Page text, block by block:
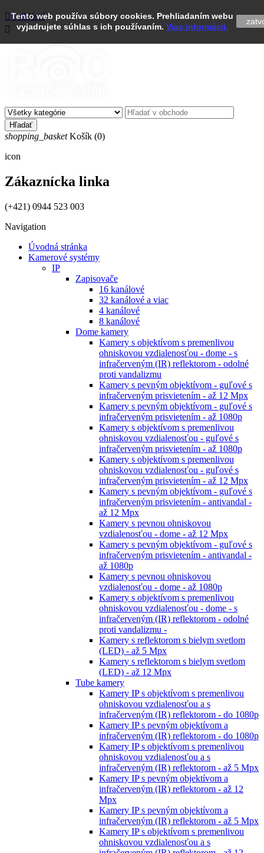
Tento web používa súbory cookies. Prehliadaním webu
vyjadrujete súhlas s ich používaním. Viac informácii.
 Prihlásiť

Hľadať
shopping_basket Košík (0)
icon
Zákaznícka linka
(+421) 0944 523 003
Navigation
Úvodná stránka
Kamerové systémy
IP
Zapisovače
16 kanálové
32 kanálové a viac
4 kanálové
8 kanálové
Dome kamery
Kamery s objektívom s premenlivou
ohniskovou vzdialenosťou - dome - s
infračerveným (IR) reflektorom - odolné
proti vandalizmu
Kamery s pevným objektívom - guľové s
infračerveným prisvietením - až 12 Mpx
Kamery s pevným objektívom - guľové s
infračerveným prisvietením - až 1080p
Kamery s objektívom s premenlivou
ohniskovou vzdialenosťou - guľové s
infračerveným prisvietením - až 1080p
Kamery s objektívom s premenlivou
ohniskovou vzdialenosťou - guľové s
infračerveným prisvietením - až 12 Mpx
Kamery s pevným objektívom - guľové s
infračerveným prisvietením - antivandal -
až 12 Mpx
Kamery s pevnou ohniskovou
vzdialenosťou - dome - až 12 Mpx
Kamery s pevným objektívom - guľové s
infračerveným prisvietením - antivandal -
až 1080p
Kamery s pevnou ohniskovou
vzdialenosťou - dome - až 1080p
Kamery s objektívom s premenlivou
ohniskovou vzdialenosťou - dome - s
infračerveným (IR) reflektorom - odolné
proti vandalizmu -
Kamery s reflektorom s bielym svetlom
(LED) - až 5 Mpx
Kamery s reflektorom s bielym svetlom
(LED) - až 12 Mpx
Tube kamery
Kamery IP s objektívom s premenlivou
ohniskovou vzdialenosťou a s
infračerveným (IR) reflektorom - do 1080p
Kamery IP s pevným objektívom a
infračerveným (IR) reflektorom - do 1080p
Kamery IP s objektívom s premenlivou
ohniskovou vzdialenosťou a s
infračerveným (IR) reflektorom - až 5 Mpx
Kamery IP s pevným objektívom a
infračerveným (IR) reflektorom - až 12
Mpx
Kamery IP s pevným objektívom a
infračerveným (IR) reflektorom - až 5 Mpx
Kamery IP s objektívom s premenlivou
ohniskovou vzdialenosťou a s